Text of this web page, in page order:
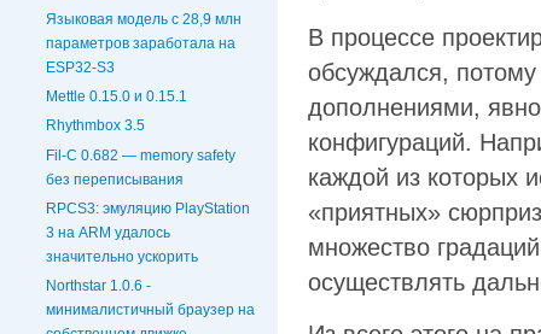
Языковая модель с 28,9 млн
параметров заработала на
ESP32-S3
Mettle 0.15.0 и 0.15.1
Rhythmbox 3.5
Fil-C 0.682 — memory safety
без переписывания
RPCS3: эмуляцию PlayStation
3 на ARM удалось
значительно ускорить
Northstar 1.0.6 -
минималистичный браузер на
В процессе
обсуждался,
дополнениями,
конфигураций.
каждой из которых
«приятных»
множество
осуществлять